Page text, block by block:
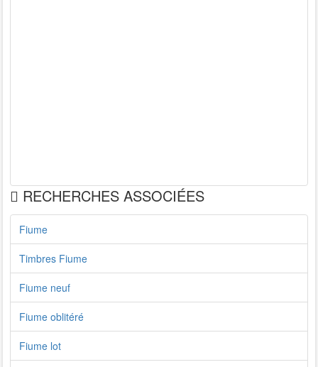
RECHERCHES ASSOCIÉES
Fiume
Timbres Fiume
Fiume neuf
Fiume oblitéré
Fiume lot